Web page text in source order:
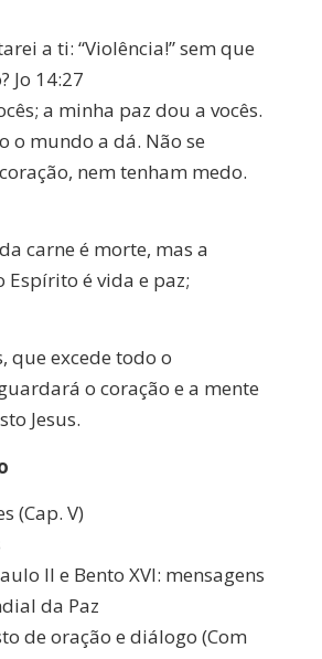
a ti: “Violência!” sem que
Jo 14:27
a minha paz dou a vocês.
o mundo a dá. Não se
nem tenham medo.
carne é morte, mas a
é vida e paz;
que excede todo o
o coração e a mente
Jesus.
(Cap. V)
II e Bento XVI: mensagens
da Paz
de oração e diálogo (Com